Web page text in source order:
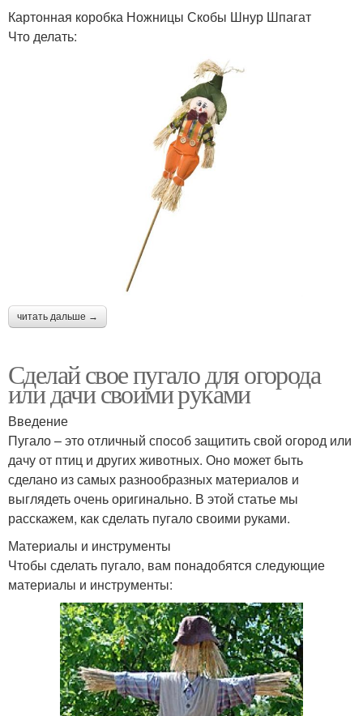
Картонная коробка Ножницы Скобы Шнур Шпагат
Что делать:
читать дальше →
Сделай свое пугало для огорода
или дачи своими руками
Введение
Пугало – это отличный способ защитить свой огород или
дачу от птиц и других животных. Оно может быть
сделано из самых разнообразных материалов и
выглядеть очень оригинально. В этой статье мы
расскажем, как сделать пугало своими руками.
Материалы и инструменты
Чтобы сделать пугало, вам понадобятся следующие
материалы и инструменты: